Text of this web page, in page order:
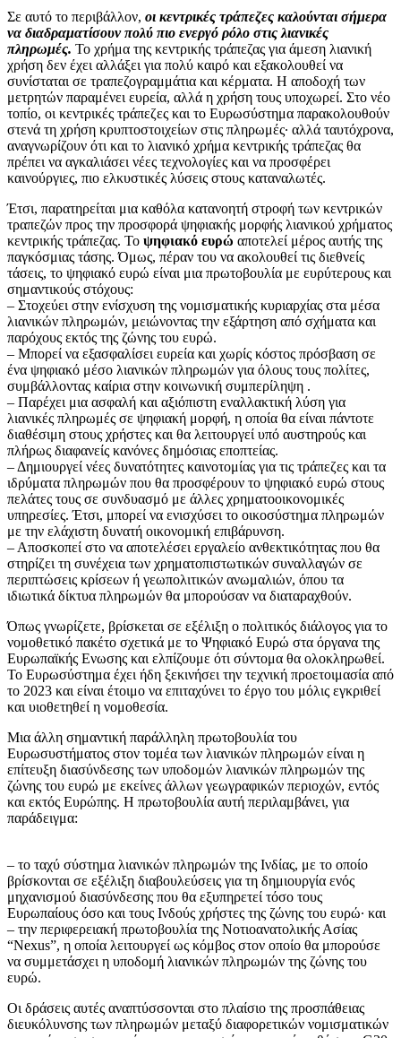
Σε αυτό το περιβάλλον, οι κεντρικές τράπεζες καλούνται σήμερα
να διαδραματίσουν πολύ πιο ενεργό ρόλο στις λιανικές
πληρωμές. Το χρήμα της κεντρικής τράπεζας για άμεση λιανική
χρήση δεν έχει αλλάξει για πολύ καιρό και εξακολουθεί να
συνίσταται σε τραπεζογραμμάτια και κέρματα. Η αποδοχή των
μετρητών παραμένει ευρεία, αλλά η χρήση τους υποχωρεί. Στο νέο
τοπίο, οι κεντρικές τράπεζες και το Ευρωσύστημα παρακολουθούν
στενά τη χρήση κρυπτοστοιχείων στις πληρωμές· αλλά ταυτόχρονα,
αναγνωρίζουν ότι και το λιανικό χρήμα κεντρικής τράπεζας θα
πρέπει να αγκαλιάσει νέες τεχνολογίες και να προσφέρει
καινούργιες, πιο ελκυστικές λύσεις στους καταναλωτές.
Έτσι, παρατηρείται μια καθόλα κατανοητή στροφή των κεντρικών
τραπεζών προς την προσφορά ψηφιακής μορφής λιανικού χρήματος
κεντρικής τράπεζας. Το ψηφιακό ευρώ αποτελεί μέρος αυτής της
παγκόσμιας τάσης. Όμως, πέραν του να ακολουθεί τις διεθνείς
τάσεις, το ψηφιακό ευρώ είναι μια πρωτοβουλία με ευρύτερους και
σημαντικούς στόχους:
– Στοχεύει στην ενίσχυση της νομισματικής κυριαρχίας στα μέσα
λιανικών πληρωμών, μειώνοντας την εξάρτηση από σχήματα και
παρόχους εκτός της ζώνης του ευρώ.
– Μπορεί να εξασφαλίσει ευρεία και χωρίς κόστος πρόσβαση σε
ένα ψηφιακό μέσο λιανικών πληρωμών για όλους τους πολίτες,
συμβάλλοντας καίρια στην κοινωνική συμπερίληψη .
– Παρέχει μια ασφαλή και αξιόπιστη εναλλακτική λύση για
λιανικές πληρωμές σε ψηφιακή μορφή, η οποία θα είναι πάντοτε
διαθέσιμη στους χρήστες και θα λειτουργεί υπό αυστηρούς και
πλήρως διαφανείς κανόνες δημόσιας εποπτείας.
– Δημιουργεί νέες δυνατότητες καινοτομίας για τις τράπεζες και τα
ιδρύματα πληρωμών που θα προσφέρουν το ψηφιακό ευρώ στους
πελάτες τους σε συνδυασμό με άλλες χρηματοοικονομικές
υπηρεσίες. Έτσι, μπορεί να ενισχύσει το οικοσύστημα πληρωμών
με την ελάχιστη δυνατή οικονομική επιβάρυνση.
– Αποσκοπεί στο να αποτελέσει εργαλείο ανθεκτικότητας που θα
στηρίζει τη συνέχεια των χρηματοπιστωτικών συναλλαγών σε
περιπτώσεις κρίσεων ή γεωπολιτικών ανωμαλιών, όπου τα
ιδιωτικά δίκτυα πληρωμών θα μπορούσαν να διαταραχθούν.
Όπως γνωρίζετε, βρίσκεται σε εξέλιξη ο πολιτικός διάλογος για το
νομοθετικό πακέτο σχετικά με το Ψηφιακό Ευρώ στα όργανα της
Ευρωπαϊκής Ενωσης και ελπίζουμε ότι σύντομα θα ολοκληρωθεί.
Το Ευρωσύστημα έχει ήδη ξεκινήσει την τεχνική προετοιμασία από
το 2023 και είναι έτοιμο να επιταχύνει το έργο του μόλις εγκριθεί
και υιοθετηθεί η νομοθεσία.
Μια άλλη σημαντική παράλληλη πρωτοβουλία του
Ευρωσυστήματος στον τομέα των λιανικών πληρωμών είναι η
επίτευξη διασύνδεσης των υποδομών λιανικών πληρωμών της
ζώνης του ευρώ με εκείνες άλλων γεωγραφικών περιοχών, εντός
και εκτός Ευρώπης. Η πρωτοβουλία αυτή περιλαμβάνει, για
παράδειγμα:
– το ταχύ σύστημα λιανικών πληρωμών της Ινδίας, με το οποίο
βρίσκονται σε εξέλιξη διαβουλεύσεις για τη δημιουργία ενός
μηχανισμού διασύνδεσης που θα εξυπηρετεί τόσο τους
Ευρωπαίους όσο και τους Ινδούς χρήστες της ζώνης του ευρώ· και
– την περιφερειακή πρωτοβουλία της Νοτιοανατολικής Ασίας
“Nexus”, η οποία λειτουργεί ως κόμβος στον οποίο θα μπορούσε
να συμμετάσχει η υποδομή λιανικών πληρωμών της ζώνης του
ευρώ.
Οι δράσεις αυτές αναπτύσσονται στο πλαίσιο της προσπάθειας
διευκόλυνσης των πληρωμών μεταξύ διαφορετικών νομισματικών